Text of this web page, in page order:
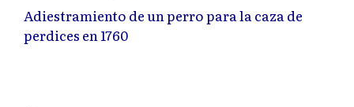
Adiestramiento de un perro para la caza de
perdices en 1760